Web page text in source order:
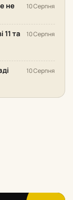
не
10 Серпня
11 та
10 Серпня
10 Серпня